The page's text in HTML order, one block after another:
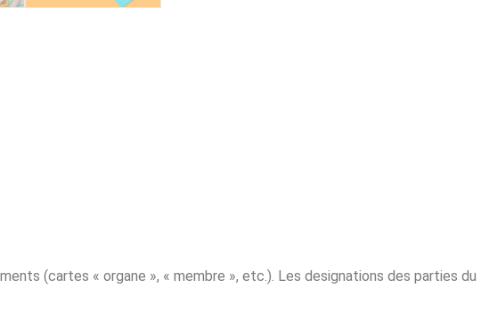
(cartes « organe », « membre », etc.). Les designations des parties du